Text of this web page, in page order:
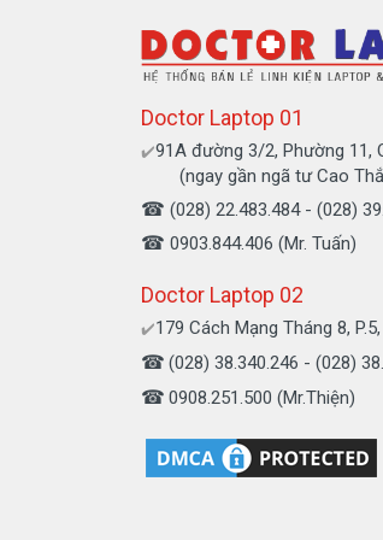
Chủ tài khoản : Trần
Số Tài Khoản :
+ Tên ngân hàng :
Chủ tài khoản :
Số Tài Khoản :
+ Tên ngân hàng :
Số Tài Khoản :
Khách vui lòng liên
quý khách ngay khi
Liên hệ đặt
Doctor Laptop 01
✔️91A đường 3/2, Phường 11,
(ngay gần ngã tư Cao
☎ (028) 22.483.484 - (028)
☎ 0903.844.406 (Mr. Tuấn)
Doctor Laptop 02
✔️179 Cách Mạng Tháng 8, P.5,
☎ (028) 38.340.246 - (028)
☎ 0908.251.500 (Mr.Thiện)